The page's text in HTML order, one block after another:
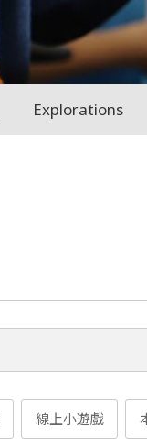
Explorations
線上小遊戲